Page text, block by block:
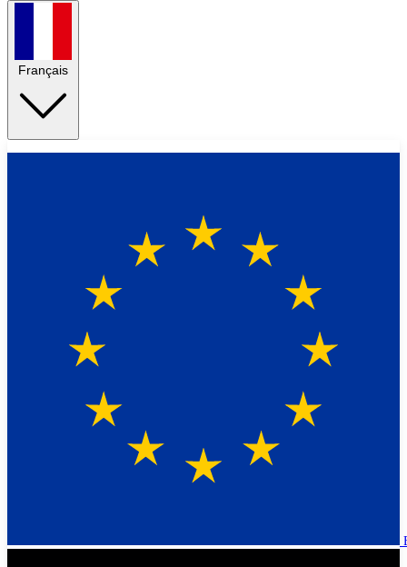
Français